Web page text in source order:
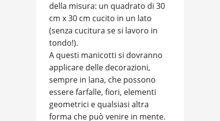
della misura: un quadrato di 30
cm x 30 cm cucito in un lato
(senza cucitura se si lavoro in
tondo!).
A questi manicotti si dovranno
applicare delle decorazioni,
sempre in lana, che possono
essere farfalle, fiori, elementi
geometrici e qualsiasi altra
forma che può venire in mente.